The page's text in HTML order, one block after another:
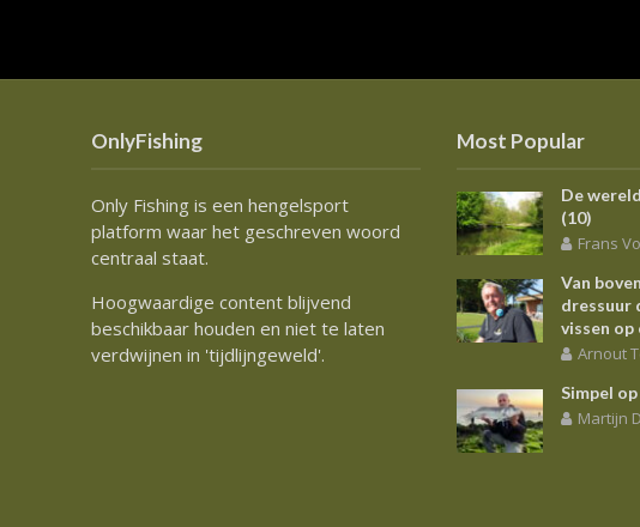
OnlyFishing
Only Fishing is een hengelsport
platform waar het geschreven woord
centraal staat.
Hoogwaardige content blijvend
beschikbaar houden en niet te laten
verdwijnen in 'tijdlijngeweld'.
Most Popular
De
(10)
Frans
Van
dressuur
vissen op
Arnout
Simpel
Martijn